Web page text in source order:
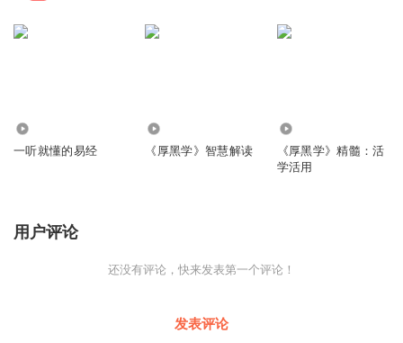
一听就懂的易经 《厚黑学》智慧解读
《厚黑学》精髓：活
学活用
用户评论
还没有评论，快来发表第一个评论！
发表评论